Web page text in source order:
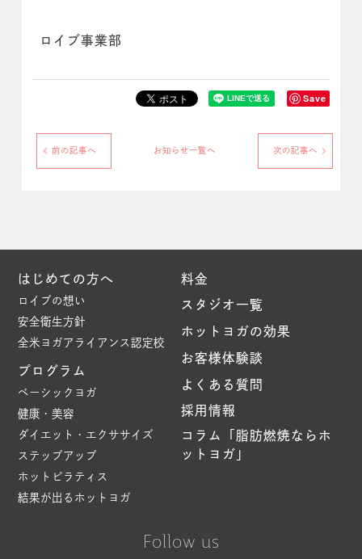
ロイブ事業部
Save
前の記事へ お知らせ一覧へ 次の記事へ
Follow us
はじめての方へ
ロイブの想い
安全衛生方針
全米ヨガアライアンス認定校
プログラム
ベーシックヨガ
健康・美容
ダイエット・エクササイズ
ステップアップ
ホットピラティス
結果が出るホットヨガ
料金
スタジオ一覧
ホットヨガの効果
お客様体験談
よくある質問
採用情報
コラム「脂肪燃焼ならホ
ットヨガ」